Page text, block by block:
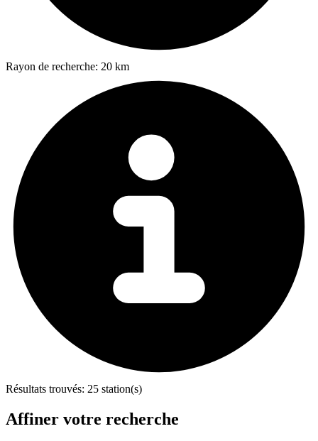
Rayon de recherche: 20 km
Résultats trouvés: 25 station(s)
Affiner votre recherche